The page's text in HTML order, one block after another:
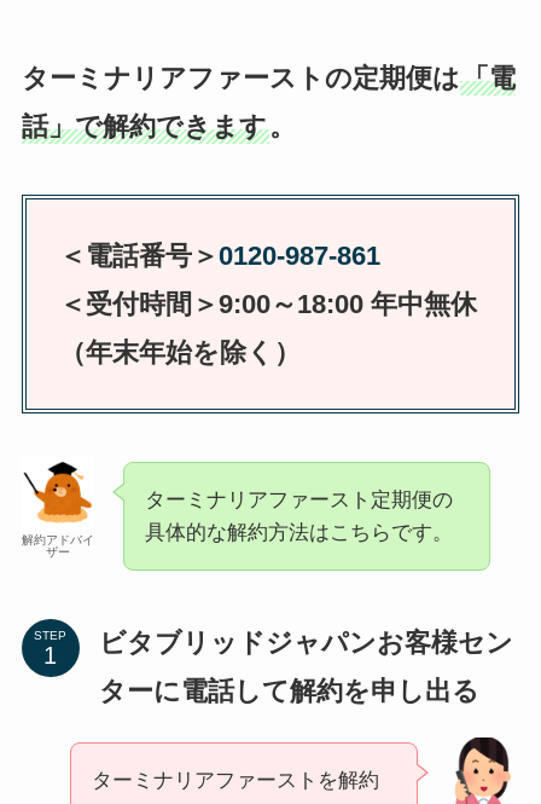
ターミナリアファーストの定期便は「電
話」で解約できます。
＜電話番号＞0120-987-861
＜受付時間＞9:00～18:00 年中無休
（年末年始を除く）
解約アドバイ
ザー
ターミナリアファースト定期便の
具体的な解約方法はこちらです。
STEP
ビタブリッドジャパンお客様セン
ターに電話して解約を申し出る
ターミナリアファーストを解約